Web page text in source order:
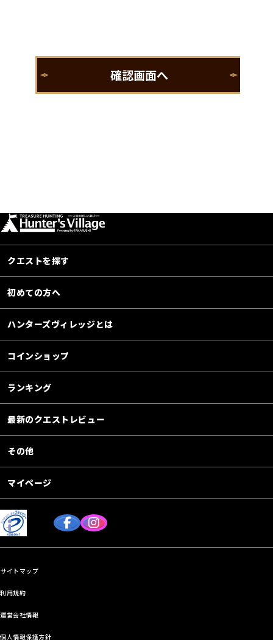
クエストを探す
初めての方へ
ハンターズヴィレッジとは
コインショップ
ランキング
最新のクエストレビュー
その他
マイページ
サイトマップ
利用規約
運営会社情報
個人情報保護方針